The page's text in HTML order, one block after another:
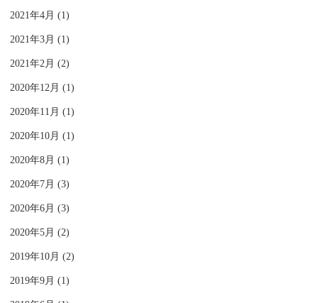
2021年4月 (1)
2021年3月 (1)
2021年2月 (2)
2020年12月 (1)
2020年11月 (1)
2020年10月 (1)
2020年8月 (1)
2020年7月 (3)
2020年6月 (3)
2020年5月 (2)
2019年10月 (2)
2019年9月 (1)